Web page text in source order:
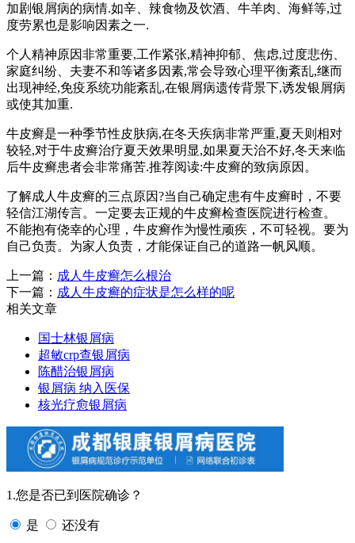
加剧银屑病的病情.如辛、辣食物及饮酒、牛羊肉、海鲜等,过
度劳累也是影响因素之一.
个人精神原因非常重要,工作紧张,精神抑郁、焦虑,过度悲伤、
家庭纠纷、夫妻不和等诸多因素,常会导致心理平衡紊乱,继而
出现神经,免疫系统功能紊乱,在银屑病遗传背景下,诱发银屑病
或使其加重.
牛皮癣是一种季节性皮肤病,在冬天疾病非常严重,夏天则相对
较轻,对于牛皮癣治疗夏天效果明显,如果夏天治不好,冬天来临
后牛皮癣患者会非常痛苦.推荐阅读:牛皮癣的致病原因。
了解成人牛皮癣的三点原因?当自己确定患有牛皮癣时，不要
轻信江湖传言。一定要去正规的牛皮癣检查医院进行检查。
不能抱有侥幸的心理，牛皮癣作为慢性顽疾，不可轻视。要为
自己负责。为家人负责，才能保证自己的道路一帆风顺。
上一篇： 成人牛皮癣怎么根治
下一篇： 成人牛皮癣的症状是怎么样的呢
相关文章
国士林银屑病
超敏crp查银屑病
陈醋治银屑病
银屑病 纳入医保
核光疗愈银屑病
1.您是否已到医院确诊？
是 还没有